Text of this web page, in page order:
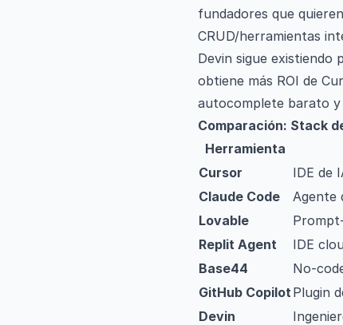
fundadores que
CRUD/herramientas
Devin sigue existiendo
obtiene más ROI de
autocomplete barato y
Comparación: Stack
Herramienta
Cursor
IDE de
Claude Code
Agente
Lovable
Replit Agent
IDE
Base44
No-
GitHub CopilotPlugin
Devin